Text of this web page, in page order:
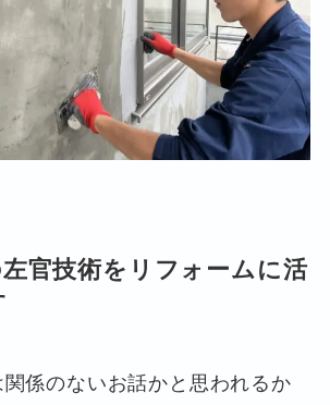
官技術をリフォームに活
関係のないお話かと思われるか